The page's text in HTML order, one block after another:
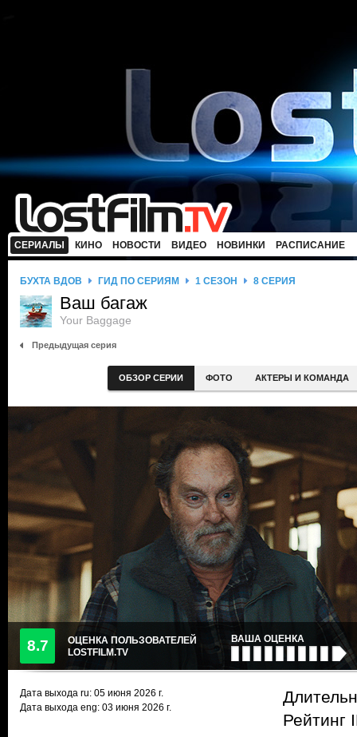
СЕРИАЛЫ КИНО НОВОСТИ ВИДЕО НОВИНКИ РАСПИСАНИЕ
БУХТА ВДОВ ГИД ПО СЕРИЯМ 1 СЕЗОН 8 СЕРИЯ
Ваш багаж
Your Baggage
Предыдущая серия
ОБЗОР СЕРИИ ФОТО АКТЕРЫ И КОМАНДА
8.7
ОЦЕНКА ПОЛЬЗОВАТЕЛЕЙ
LOSTFILM.TV
ВАША ОЦЕНКА
Дата выхода ru: 05 июня 2026 г.
Дата выхода eng: 03 июня 2026 г.
Рейтинг